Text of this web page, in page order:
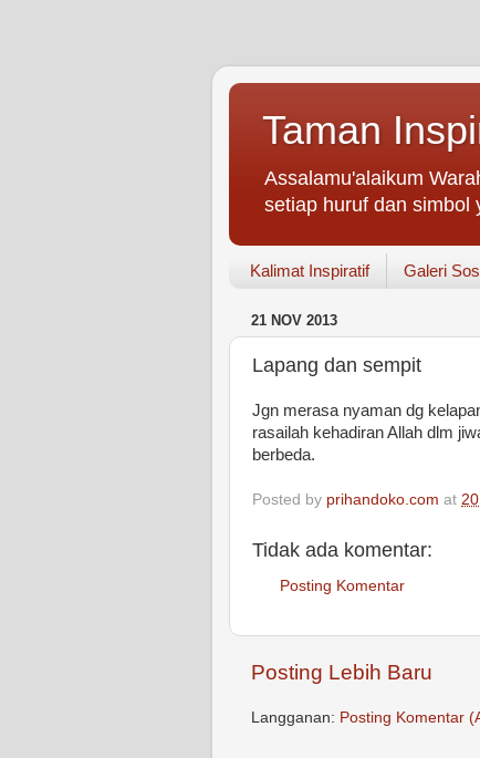
Taman
Assalamu'alaikum
setiap huruf dan simbol
Kalimat Inspiratif Galeri
21 NOV 2013
Lapang dan sempit
Jgn merasa nyaman dg
rasailah kehadiran Allah dlm
berbeda.
Posted by prihandoko.com at
Tidak ada komentar:
Posting Komentar
Posting Lebih Baru
Langganan: Posting Komentar